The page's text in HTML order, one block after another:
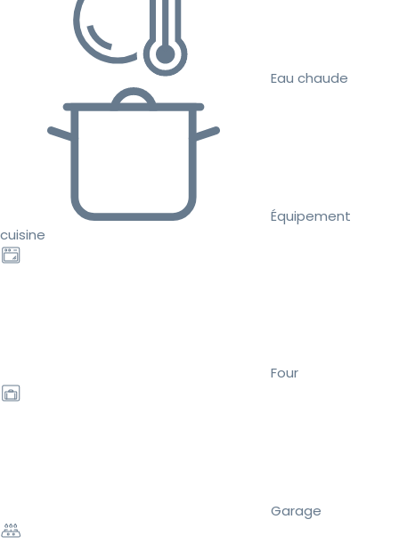
Eau chaude
Équipement
cuisine
Four
Garage